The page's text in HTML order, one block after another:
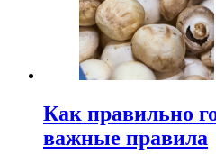
Как правильно
важные правила